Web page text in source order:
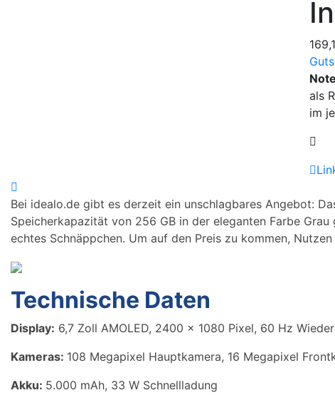
Note
als
im
Bei idealo.de gibt es derzeit ein unschlagbares Angebot:
Speicherkapazität von 256 GB in der eleganten Farbe
echtes Schnäppchen. Um auf den Preis zu kommen,
Technische Daten
Display: 6,7 Zoll AMOLED, 2400 x 1080 Pixel, 60 Hz
Kameras: 108 Megapixel Hauptkamera, 16 Megapixel
Akku: 5.000 mAh, 33 W Schnellladung